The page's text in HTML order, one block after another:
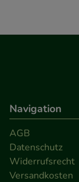
Navigation
AGB
Datenschutz
Widerrufsrecht
Versandkosten